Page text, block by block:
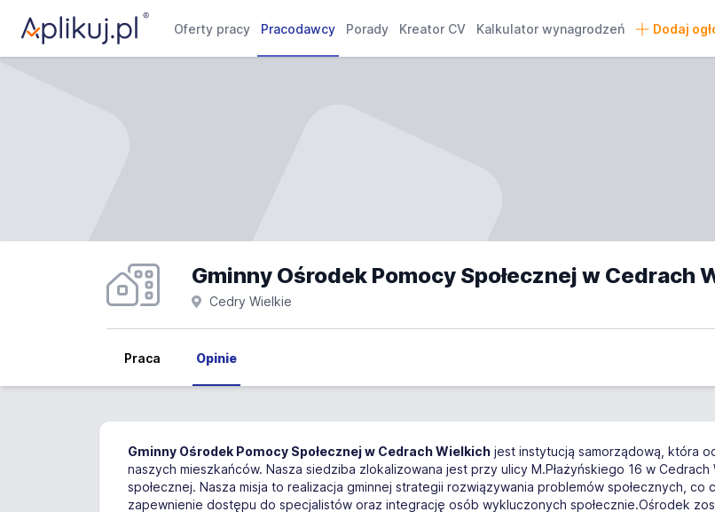
Oferty pracy Pracodawcy Porady Kreator CV Kalkulator wynagrodzeń Dodaj
Cedry Wielkie
Praca Opinie
Gminny Ośrodek Pomocy Społecznej w Cedrach Wielkich jest instytucją samorządową, która
naszych mieszkańców. Nasza siedziba zlokalizowana jest przy ulicy M.Płażyńskiego 16 w
społecznej. Nasza misja to realizacja gminnej strategii rozwiązywania problemów społecznych,
zapewnienie dostępu do specjalistów oraz integrację osób wykluczonych społecznie.Ośrodek